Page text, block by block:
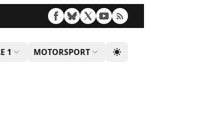
1 MOTORSPORT